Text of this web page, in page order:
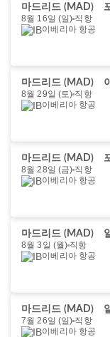
마드리드 (MAD)
8월 16일 (일) 직항
이베리아 항공
마드리드 (MAD)
8월 29일 (토) 직항
이베리아 항공
마드리드 (MAD)
8월 28일 (금) 직항
이베리아 항공
마드리드 (MAD)
8월 3일 (월) 직항
이베리아 항공
마드리드 (MAD)
7월 26일 (일) 직항
이베리아 항공